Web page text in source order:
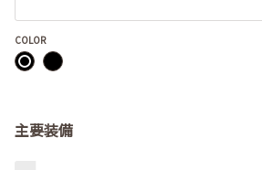
COLOR
主要装備